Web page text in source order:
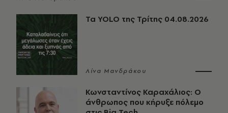
Τα YOLO της Τρίτης 04.08.2026
Λίνα Μανδράκου
Κωνσταντίνος Καραχάλιος: Ο
άνθρωπος που κήρυξε πόλεμο